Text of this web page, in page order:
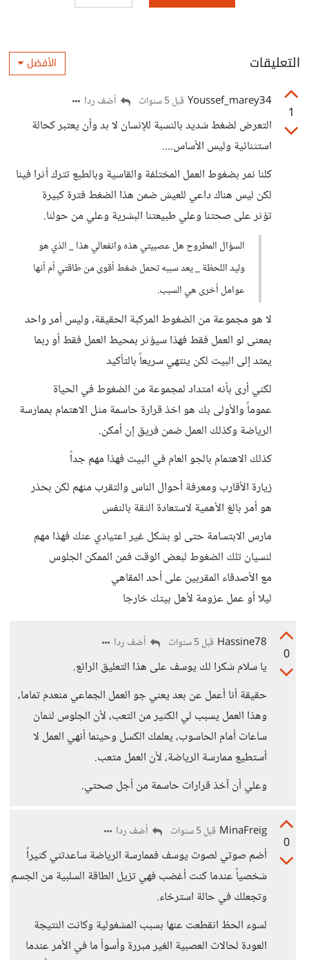
التعليقات الأفضل
1
Youssef_marey34 قبل 5 سنوات أضف ردا
التعرض لضغط شديد بالنسبة للإنسان لا بد وأن يعتبر كحالة
استثنائية وليس الأساس....
كلنا نمر بضغوط العمل المختلفة والقاسية وبالطبع تترك أثرا فينا
لكن ليس هناك داعي للعيش ضمن هذا الضغط فترة كبيرة
تؤثر على صحتنا وعلي طبيعتنا البشرية وعلي من حولنا.
السؤال المطروح هل عصبيتي هذه وانفعالي هذا _ الذي هو
وليد اللحظة _ يعد سببه تحمل ضغط أقوى من طاقتي أم أنها
عوامل أخرى هي السبب.
لا هو مجموعة من الضغوط المركبة الحقيقة، وليس أمر واحد
بمعنى لو العمل فقط فهذا سيؤثر بمحيط العمل فقط أو ربما
يمتد إلى البيت لكن ينتهي سريعاً بالتأكيد
لكني أرى بأنه امتداد لمجموعة من الضغوط في الحياة
عموماً والأولى بك هو اخذ قرارة حاسمة مثل الاهتمام بممارسة
الرياضة وكذلك العمل ضمن فريق إن أمكن.
كذلك الاهتمام بالجو العام في البيت فهذا مهم جداً
زيارة الأقارب ومعرفة أحوال الناس والتقرب منهم لكن بحذر
هو أمر بالغ الأهمية لاستعادة الثقة بالنفس
مارس الابتسامة حتى لو بشكل غير اعتيادي عنك فهذا مهم
لنسيان تلك الضغوط لبعض الوقت فمن الممكن الجلوس
مع الأصدقاء المقربين على أحد المقاهي
ليلا أو عمل عزومة لأهل بيتك خارجا
0
Hassine78 قبل 5 سنوات أضف ردا
يا سلام شكرا لك يوسف على هذا التعليق الرائع.
حقيقة أنا أعمل عن بعد يعني جو العمل الجماعي منعدم تماما،
وهذا العمل يسبب لي الكثير من التعب، لأن الجلوس لثمان
ساعات أمام الحاسوب، يعلمك الكسل وحينما أنهي العمل لا
أستطيع ممارسة الرياضة، لأن العمل متعب.
وعلي أن آخذ قرارات حاسمة من أجل صحتي.
0
MinaFreig قبل 5 سنوات أضف ردا
أضم صوتي لصوت يوسف فممارسة الرياضة ساعدتني كثيراً
شخصياً عندما كنت أغضب فهي تزيل الطاقة السلبية من الجسم
وتجعلك في حالة استرخاء.
لسوء الحظ انقطعت عنها بسبب المشغولية وكانت النتيجة
العودة لحالات العصبية الغير مبررة وأسوأ ما في الأمر عندما